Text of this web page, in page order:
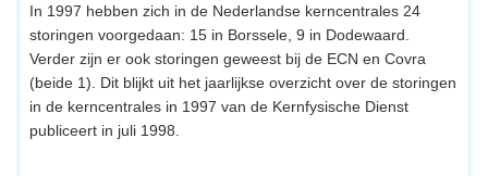
In 1997 hebben zich in de Nederlandse kerncentrales 24
storingen voorgedaan: 15 in Borssele, 9 in Dodewaard.
Verder zijn er ook storingen geweest bij de ECN en Covra
(beide 1). Dit blijkt uit het jaarlijkse overzicht over de storingen
in de kerncentrales in 1997 van de Kernfysische Dienst
publiceert in juli 1998.